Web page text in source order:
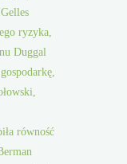
ryzyka,
Duggal
równość